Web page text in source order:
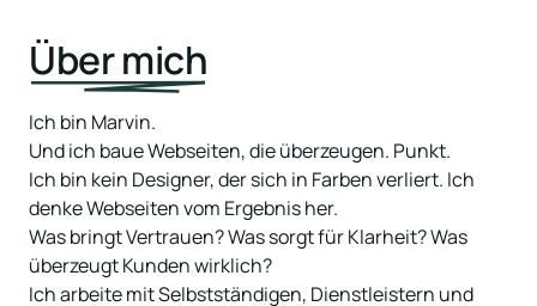
Über mich
Ich bin Marvin.
Und ich baue Webseiten, die überzeugen. Punkt.
Ich bin kein Designer, der sich in Farben verliert. Ich
denke Webseiten vom Ergebnis her.
Was bringt Vertrauen? Was sorgt für Klarheit? Was
überzeugt Kunden wirklich?
Ich arbeite mit Selbstständigen, Dienstleistern und